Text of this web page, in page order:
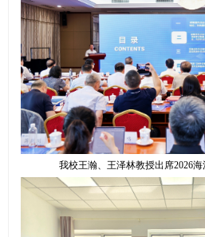
我校王瀚、王泽林教授出席2026